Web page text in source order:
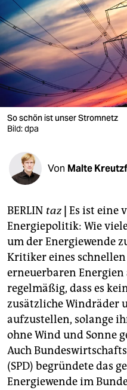
nord
wahrheit
verlag
verlag
veranstaltungen
fragen & hilfe
unterstützen
abo
genossenschaft
epaper login
So schön ist unser Stromnetz
Bild: dpa
Von Malte
BERLIN taz Es ist eine
Energiepolitik: Wie
um der Energiewende
Kritiker eines
erneuerbaren
regelmäßig, dass es
zusätzliche Windräder
aufzustellen, solange
ohne Wind und Sonne
Auch
(SPD) begründete das
Energiewende im